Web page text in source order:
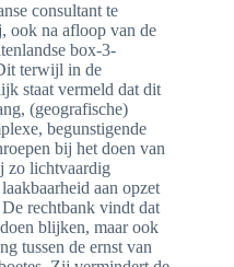
consultant te
ook na afloop van de
box-3-
terwijl in de
staat vermeld dat dit
(geografische)
begunstigende
bij het doen van
zo lichtvaardig
aan opzet
rechtbank vindt dat
blijken, maar ook
tussen de ernst van